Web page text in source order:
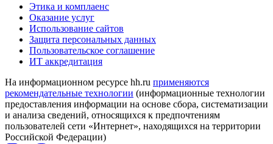
Этика и комплаенс
Оказание услуг
Использование сайтов
Защита персональных данных
Пользовательское соглашение
ИТ аккредитация
На информационном ресурсе hh.ru применяются
рекомендательные технологии (информационные технологии
предоставления информации на основе сбора, систематизации
и анализа сведений, относящихся к предпочтениям
пользователей сети «Интернет», находящихся на территории
Российской Федерации)